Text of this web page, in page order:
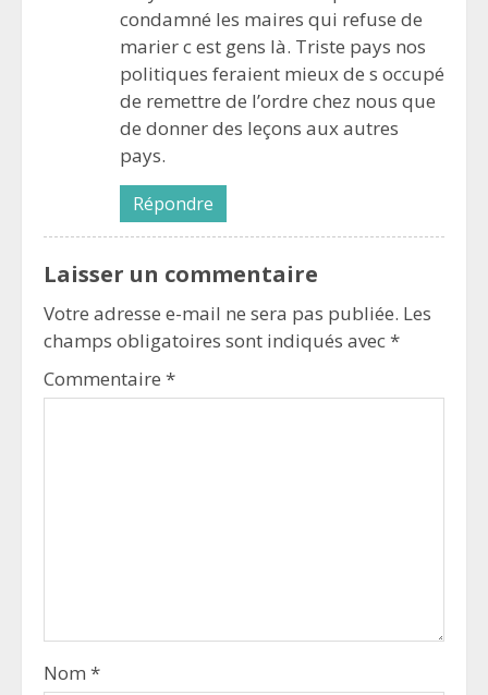
condamné les maires qui refuse de
marier c est gens là. Triste pays nos
politiques feraient mieux de s occupé
de remettre de l’ordre chez nous que
de donner des leçons aux autres
pays.
Répondre
Laisser un commentaire
Votre adresse e-mail ne sera pas publiée. Les
champs obligatoires sont indiqués avec*
Commentaire *
Nom *